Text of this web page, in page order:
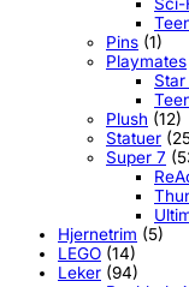
Sci-
Pins (1)
Playmates
Star
Plush (12)
Statuer
Super 7
Hjernetrim (5)
LEGO (14)
Leker (94)